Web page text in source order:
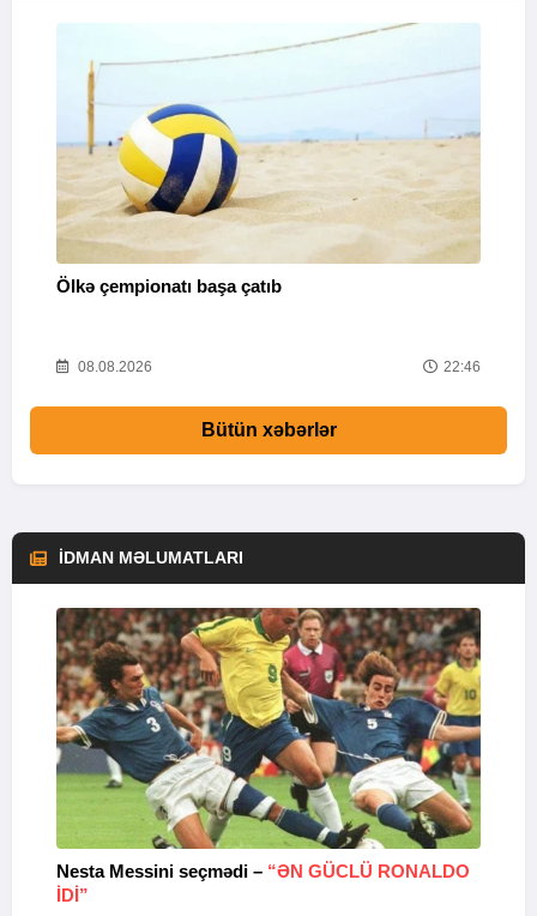
Ölkə çempionatı başa çatıb
08.08.2026 22:46
Bütün xəbərlər
İDMAN MƏLUMATLARI
Nesta Messini seçmədi – “ƏN GÜCLÜ RONALDO
IDI”